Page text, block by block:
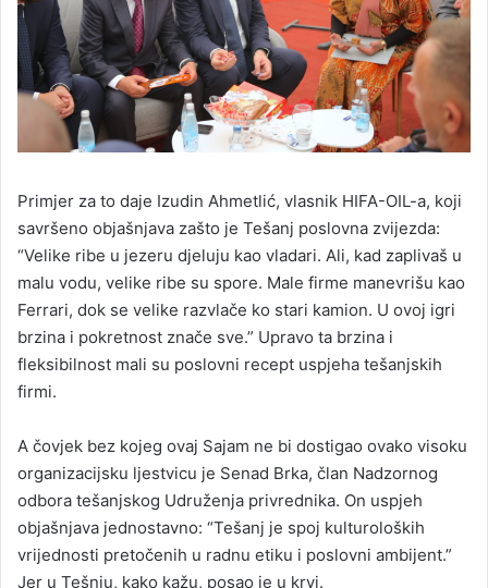
Primjer za to daje Izudin Ahmetlić, vlasnik HIFA-OIL-a, koji
savršeno objašnjava zašto je Tešanj poslovna zvijezda:
“Velike ribe u jezeru djeluju kao vladari. Ali, kad zaplivaš u
malu vodu, velike ribe su spore. Male firme manevrišu kao
Ferrari, dok se velike razvlače ko stari kamion. U ovoj igri
brzina i pokretnost znače sve.” Upravo ta brzina i
fleksibilnost mali su poslovni recept uspjeha tešanjskih
firmi.
A čovjek bez kojeg ovaj Sajam ne bi dostigao ovako visoku
organizacijsku ljestvicu je Senad Brka, član Nadzornog
odbora tešanjskog Udruženja privrednika. On uspjeh
objašnjava jednostavno: “Tešanj je spoj kulturoloških
vrijednosti pretočenih u radnu etiku i poslovni ambijent.”
Jer u Tešnju, kako kažu, posao je u krvi.